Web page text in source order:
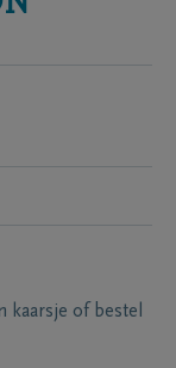
kaarsje of bestel